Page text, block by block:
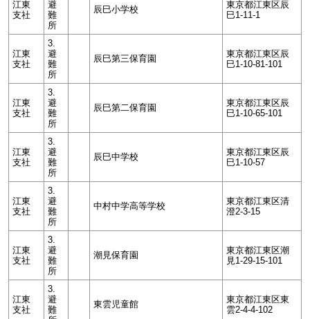
江東
支社
避
難
所
辰巳小学校
東京都江東区辰
巳1-11-1
江東
支社
3.
避
難
所
辰巳第三保育園
東京都江東区辰
巳1-10-81-101
江東
支社
3.
避
難
所
辰巳第二保育園
東京都江東区辰
巳1-10-65-101
江東
支社
3.
避
難
所
辰巳中学校
東京都江東区辰
巳1-10-57
江東
支社
3.
避
難
所
中村中学高等学校
東京都江東区清
澄2-3-15
江東
支社
3.
避
難
所
潮見保育園
東京都江東区潮
見1-29-15-101
江東
支社
3.
避
難
東雲児童館
東京都江東区東
雲2-4-4-102